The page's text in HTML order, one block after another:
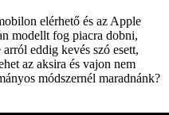
elérhető és az Apple
modellt fog piacra dobni,
eddig kevés szó esett,
az aksira és vajon nem
módszernél maradnánk?